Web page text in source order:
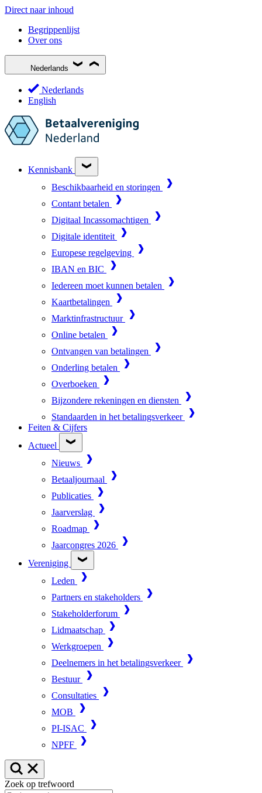
Direct naar inhoud
Begrippenlijst
Over ons
Nederlands
Nederlands
English
Kennisbank
Beschikbaarheid en storingen
Contant betalen
Digitaal Incassomachtigen
Digitale identiteit
Europese regelgeving
IBAN en BIC
Iedereen moet kunnen betalen
Kaartbetalingen
Marktinfrastructuur
Online betalen
Ontvangen van betalingen
Onderling betalen
Overboeken
Bijzondere rekeningen en diensten
Standaarden in het betalingsverkeer
Feiten & Cijfers
Actueel
Nieuws
Betaaljournaal
Publicaties
Jaarverslag
Roadmap
Jaarcongres 2026
Vereniging
Leden
Partners en stakeholders
Stakeholderforum
Lidmaatschap
Werkgroepen
Deelnemers in het betalingsverkeer
Bestuur
Consultaties
MOB
PI-ISAC
NPFF
Zoek op trefwoord